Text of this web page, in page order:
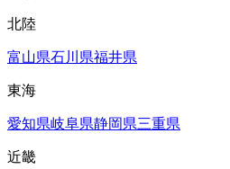
北陸
富山県石川県福井県
東海
愛知県岐阜県静岡県三重県
近畿